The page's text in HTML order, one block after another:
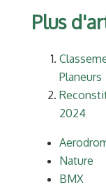
Plus
Planeurs
2024
Nature
BMX